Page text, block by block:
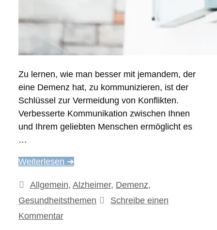
Zu lernen, wie man besser mit jemandem, der
eine Demenz hat, zu kommunizieren, ist der
Schlüssel zur Vermeidung von Konflikten.
Verbesserte Kommunikation zwischen Ihnen
und Ihrem geliebten Menschen ermöglicht es
…
Weiterlesen ➔
Kategorien
Allgemein, Alzheimer, Demenz,
Gesundheitsthemen
Schreibe einen
Kommentar